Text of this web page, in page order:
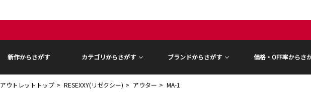
新作からさがす カテゴリからさがす ブランドからさがす 価格・OFF率からさ
アウトレットトップ RESEXXY(リゼクシー) アウター MA-1